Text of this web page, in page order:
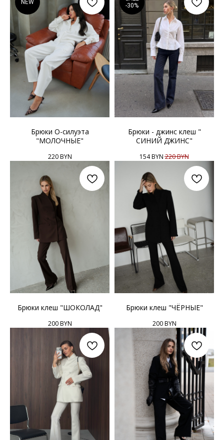
NEW
Брюки О-силуэта
"МОЛОЧНЫЕ"
220 BYN
-30%
Брюки - джинс клеш "
СИНИЙ ДЖИНС"
154BYN 220BYN
Брюки клеш "ШОКОЛАД"
200 BYN
Брюки клеш "ЧЁРНЫЕ"
200 BYN